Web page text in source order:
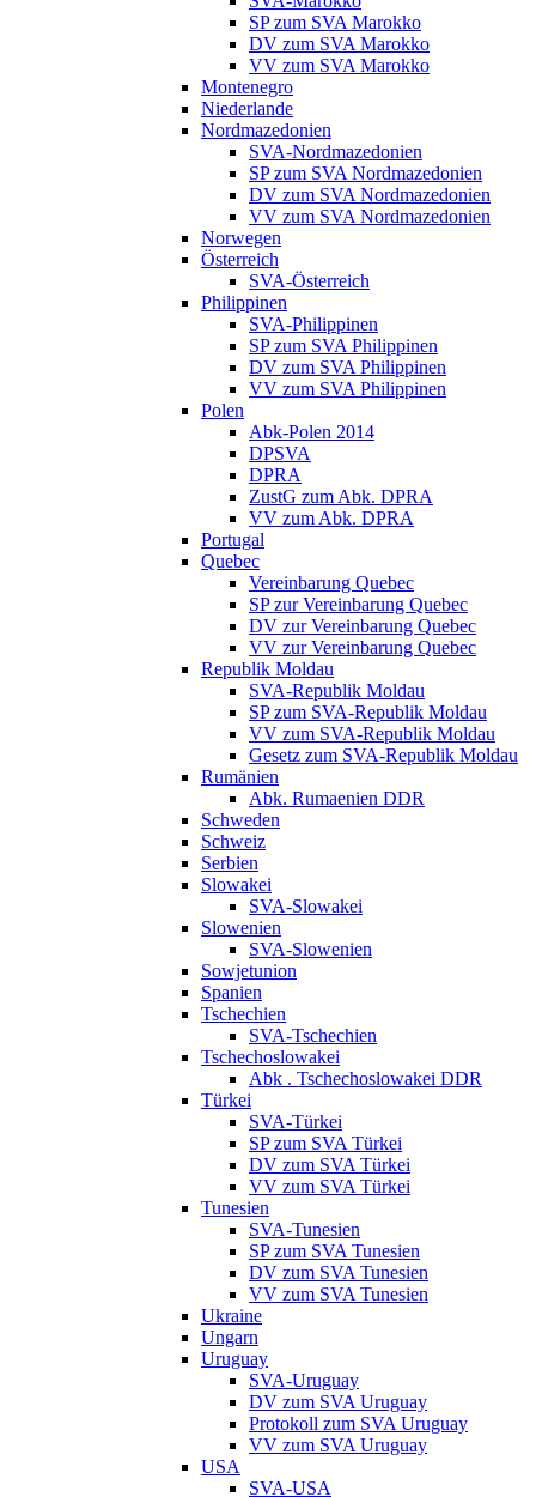
SP zum SVA Marokko
DV zum SVA Marokko
VV zum SVA Marokko
Montenegro
Niederlande
Nordmazedonien
SVA-Nordmazedonien
SP zum SVA Nordmazedonien
DV zum SVA Nordmazedonien
VV zum SVA Nordmazedonien
Norwegen
Österreich
SVA-Österreich
Philippinen
SVA-Philippinen
SP zum SVA Philippinen
DV zum SVA Philippinen
VV zum SVA Philippinen
Polen
Abk-Polen 2014
DPSVA
DPRA
ZustG zum Abk. DPRA
VV zum Abk. DPRA
Portugal
Quebec
Vereinbarung Quebec
SP zur Vereinbarung Quebec
DV zur Vereinbarung Quebec
VV zur Vereinbarung Quebec
Republik Moldau
SVA-Republik Moldau
SP zum SVA-Republik Moldau
VV zum SVA-Republik Moldau
Gesetz zum SVA-Republik Moldau
Rumänien
Abk. Rumaenien DDR
Schweden
Schweiz
Serbien
Slowakei
SVA-Slowakei
Slowenien
SVA-Slowenien
Sowjetunion
Spanien
Tschechien
SVA-Tschechien
Tschechoslowakei
Abk . Tschechoslowakei DDR
Türkei
SVA-Türkei
SP zum SVA Türkei
DV zum SVA Türkei
VV zum SVA Türkei
Tunesien
SVA-Tunesien
SP zum SVA Tunesien
DV zum SVA Tunesien
VV zum SVA Tunesien
Ukraine
Ungarn
Uruguay
SVA-Uruguay
DV zum SVA Uruguay
Protokoll zum SVA Uruguay
VV zum SVA Uruguay
USA
SVA-USA